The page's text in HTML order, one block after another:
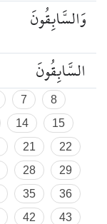
وَالسَّابِقُونَ
السَّابِقُونَ
7
8
14
15
21
22
28
29
35
36
42
43